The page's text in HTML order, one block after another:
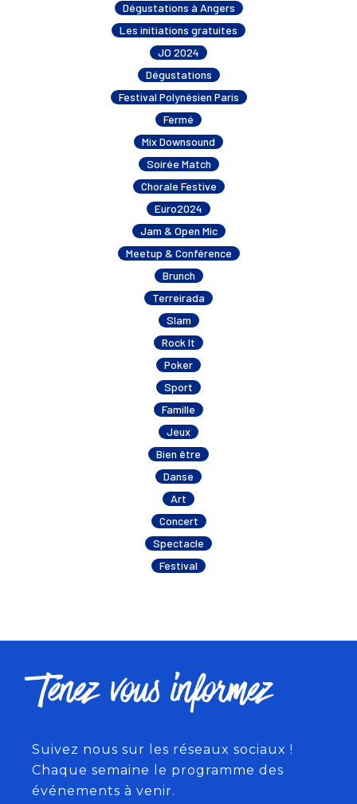
Dégustations à Angers
Les initiations gratuites
JO 2024
Dégustations
Festival Polynésien Paris
Fermé
Mix Downsound
Soirée Match
Chorale Festive
Euro2024
Jam & Open Mic
Meetup & Conférence
Brunch
Terreirada
Slam
Rock It
Poker
Sport
Famille
Jeux
Bien être
Danse
Art
Concert
Spectacle
Festival
Tenez vous informez
Suivez nous sur les réseaux sociaux !
Chaque semaine le programme des
événements à venir.